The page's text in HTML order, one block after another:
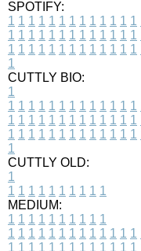
SPOTIFY:
1 1 1 1 1 1 1 1 1 1 1 1 1
1 1 1 1 1 1 1 1 1 1 1 1 1
1 1 1 1 1 1 1 1 1 1 1 1 1
1
CUTTLY BIO:
1
1 1 1 1 1 1 1 1 1 1 1 1 1
1 1 1 1 1 1 1 1 1 1 1 1 1
1 1 1 1 1 1 1 1 1 1 1 1 1
1
CUTTLY OLD:
1
1 1 1 1 1 1 1 1 1 1
MEDIUM:
1 1 1 1 1 1 1 1 1 1
1 1 1 1 1 1 1 1 1 1 1 1 1
1 1 1 1 1 1 1 1 1 1 1 1 1